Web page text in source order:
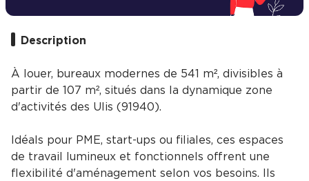
Description
À louer, bureaux modernes de 541 m², divisibles à
partir de 107 m², situés dans la dynamique zone
d'activités des Ulis (91940).
Idéals pour PME, start-ups ou filiales, ces espaces
de travail lumineux et fonctionnels offrent une
flexibilité d'aménagement selon vos besoins. Ils